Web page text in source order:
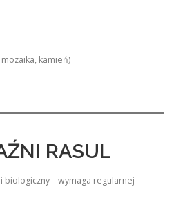
kamień)
RASUL
biologiczny – wymaga regularnej